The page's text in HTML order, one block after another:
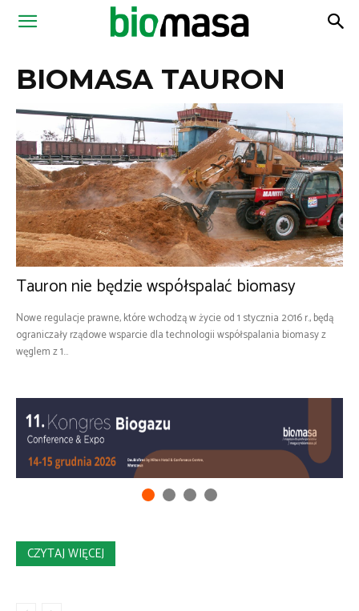
Magazyn
BIOMASA TAURON
Tauron nie będzie współspalać biomasy
Nowe regulacje prawne, które wchodzą w życie od 1 stycznia 2016 r., będą
ograniczały rządowe wsparcie dla technologii współspalania biomasy z
węglem z 1...
CZYTAJ WIĘCEJ